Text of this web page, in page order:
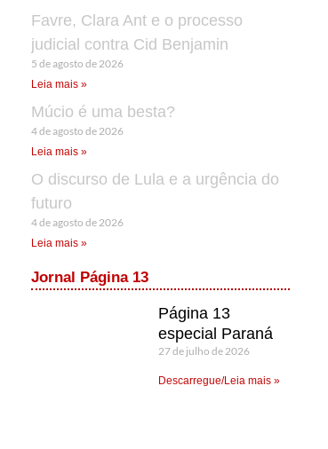
Favre, Clara Ant e o processo
judicial contra Cid Benjamin
5 de agosto de 2026
Leia mais »
Múcio é uma besta?
4 de agosto de 2026
Leia mais »
O discurso de Lula e a urgência do
futuro
4 de agosto de 2026
Leia mais »
Jornal Página 13
Página 13
especial Paraná
27 de julho de 2026
Descarregue/Leia mais »